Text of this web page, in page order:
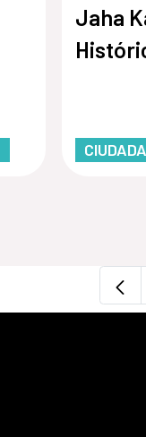
Jaha